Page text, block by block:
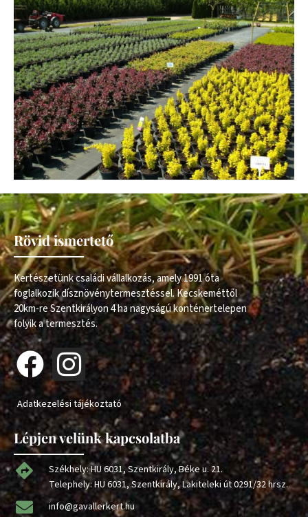
Rövid ismertető
Kertészetünk családi vállalkozás, amely 1991 óta
foglalkozik dísznövénytermesztéssel. Kecskeméttől
20km-re Szentkirályon 4 ha nagyságú konténertelepen
folyik a termesztés.
Adatkezelési tájékoztató
Lépjen velünk kapcsolatba
Székhely: HU 6031, Szentkirály, Béke u. 21.
Telephely: HU 6031, Szentkirály, Lakiteleki út 0291/32 hrsz.
info@gavallerkert.hu